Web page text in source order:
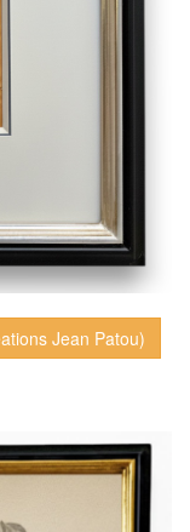
Jean Patou)